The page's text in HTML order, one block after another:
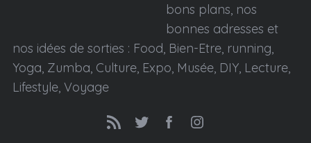
bons plans, nos
bonnes adresses et
nos idées de sorties : Food, Bien-Etre, running,
Yoga, Zumba, Culture, Expo, Musée, DIY, Lecture,
Lifestyle, Voyage